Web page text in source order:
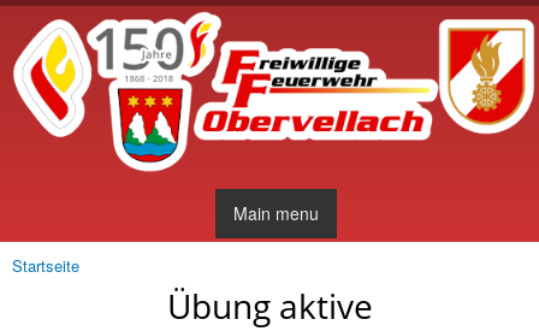
Direkt
zum
Inhalt
Main menu
Sie sind hier
Startseite
Übung aktive